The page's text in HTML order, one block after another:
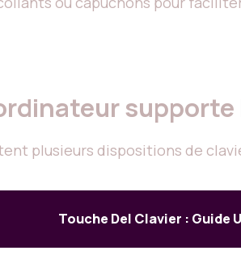
supporte
plusieurs dispositions de
Touche Del Clavier : Guide